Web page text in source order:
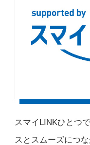
スマイLINKひとつ
スとスムーズにつな